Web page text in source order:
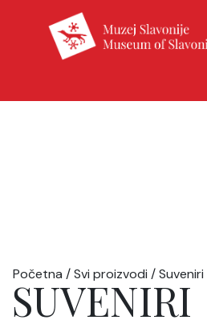
Početna /Svi proizvodi /Suveniri
SUVENIRI